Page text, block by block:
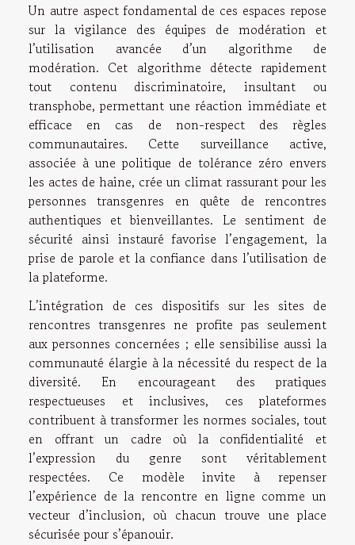
Un autre aspect fondamental de ces espaces repose
sur la vigilance des équipes de modération et
l’utilisation avancée d’un algorithme de
modération. Cet algorithme détecte rapidement
tout contenu discriminatoire, insultant ou
transphobe, permettant une réaction immédiate et
efficace en cas de non-respect des règles
communautaires. Cette surveillance active,
associée à une politique de tolérance zéro envers
les actes de haine, crée un climat rassurant pour les
personnes transgenres en quête de rencontres
authentiques et bienveillantes. Le sentiment de
sécurité ainsi instauré favorise l’engagement, la
prise de parole et la confiance dans l’utilisation de
la plateforme.
L’intégration de ces dispositifs sur les sites de
rencontres transgenres ne profite pas seulement
aux personnes concernées ; elle sensibilise aussi la
communauté élargie à la nécessité du respect de la
diversité. En encourageant des pratiques
respectueuses et inclusives, ces plateformes
contribuent à transformer les normes sociales, tout
en offrant un cadre où la confidentialité et
l’expression du genre sont véritablement
respectées. Ce modèle invite à repenser
l’expérience de la rencontre en ligne comme un
vecteur d’inclusion, où chacun trouve une place
sécurisée pour s’épanouir.